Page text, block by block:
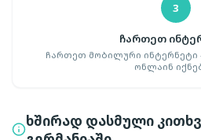
3
ჩართეთ
ჩართეთ მობილური ინტერნეტი
ონლაინ
ხშირად დასმული